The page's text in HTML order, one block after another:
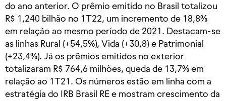
do ano anterior. O prêmio emitido no Brasil totalizou
R$ 1,240 bilhão no 1T22, um incremento de 18,8%
em relação ao mesmo período de 2021. Destacam-se
as linhas Rural (+54,5%), Vida (+30,8) e Patrimonial
(+23,4%). Já os prêmios emitidos no exterior
totalizaram R$ 764,6 milhões, queda de 13,7% em
relação ao 1T21. Os números estão em linha com a
estratégia do IRB Brasil RE e mostram crescimento da